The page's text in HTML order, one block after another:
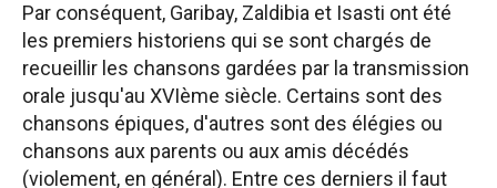
Par conséquent, Garibay, Zaldibia et Isasti ont été
les premiers historiens qui se sont chargés de
recueillir les chansons gardées par la transmission
orale jusqu'au XVIème siècle. Certains sont des
chansons épiques, d'autres sont des élégies ou
chansons aux parents ou aux amis décédés
(violement, en général). Entre ces derniers il faut